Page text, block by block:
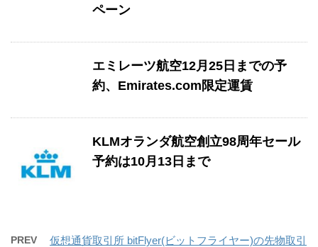
ペーン
エミレーツ航空12月25日までの予
約、Emirates.com限定運賃
KLMオランダ航空創立98周年セール
予約は10月13日まで
PREV 仮想通貨取引所 bitFlyer(ビットフライヤー)の先物取引